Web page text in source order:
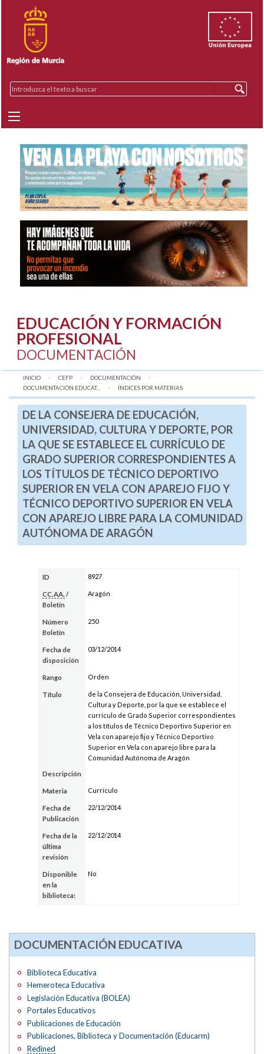
EDUCACIÓN Y FORMACIÓN
PROFESIONAL
DOCUMENTACIÓN
INICIO CEFP
DOCUMENTACIÓN
DOCUMENTACIÓN EDUCAT...
AQUÍ:
ÍNDICES POR MATERIAS
DE LA CONSEJERA DE EDUCACIÓN,
UNIVERSIDAD, CULTURA Y DEPORTE, POR
LA QUE SE ESTABLECE EL CURRÍCULO DE
GRADO SUPERIOR CORRESPONDIENTES A
LOS TÍTULOS DE TÉCNICO DEPORTIVO
SUPERIOR EN VELA CON APAREJO FIJO Y
TÉCNICO DEPORTIVO SUPERIOR EN VELA
CON APAREJO LIBRE PARA LA COMUNIDAD
AUTÓNOMA DE ARAGÓN
ID 8927
CC.AA. /
Boletín
Aragón
Número
Boletín
250
Fecha de
disposición
03/12/2014
Rango Orden
Título
de la Consejera de Educación, Universidad,
Cultura y Deporte, por la que se establece el
currículo de Grado Superior correspondientes
a los títulos de Técnico Deportivo Superior en
Vela con aparejo fijo y Técnico Deportivo
Superior en Vela con aparejo libre para la
Comunidad Autónoma de Aragón
Descripción
Materia Currículo
Fecha de
Publicación
22/12/2014
Fecha de la
última
revisión
22/12/2014
Disponible
en la
biblioteca:
No
DOCUMENTACIÓN EDUCATIVA
Biblioteca Educativa
Hemeroteca Educativa
Legislación Educativa (BOLEA)
Portales Educativos
Publicaciones de Educación
Publicaciones, Biblioteca y Documentación (Educarm)
Redined